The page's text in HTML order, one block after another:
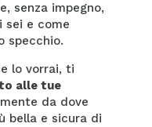
senza impegno,
sei e come
specchio.
lo vorrai, ti
alle tue
da dove
bella e sicura di